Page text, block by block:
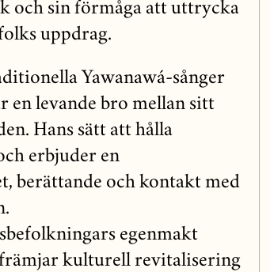
och sin förmåga att uttrycka
uppdrag.
Yawanawá-sånger
en levande bro mellan sitt
Hans sätt att hålla
erbjuder en
berättande och kontakt med
egenmakt
kulturell revitalisering